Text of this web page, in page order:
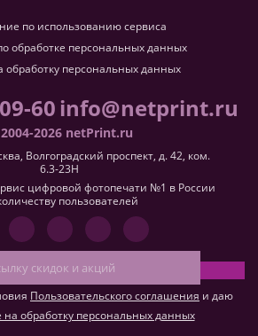
по использованию сервиса
обработке персональных данных
обработку персональных данных
60info@netprint.ru
2026 netPrint.ru
Волгоградский проспект, д. 42, ком.
6.3-23H
цифровой фотопечати №1 в России
пользователей
Пользовательского соглашения и даю
на обработку персональных данных